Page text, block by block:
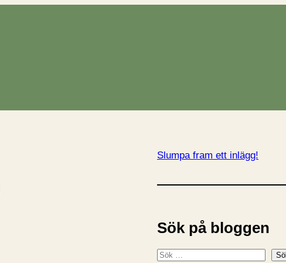
Slumpa fram ett inlägg!
Sök på bloggen
S